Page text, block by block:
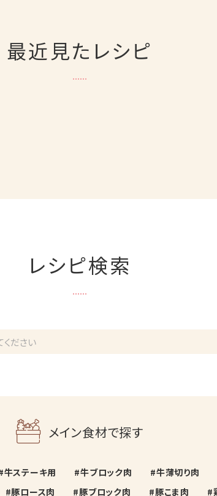
最近見たレシピ
レシピ検索
メイン食材で探す
牛ステーキ用 牛ブロック肉
牛薄切り肉
豚ロース肉 豚ブロック肉 豚こま肉